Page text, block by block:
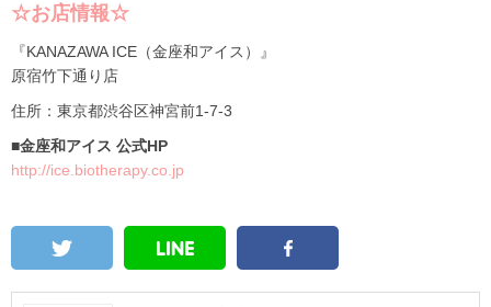
☆お店情報☆
『KANAZAWA ICE（金座和アイス）』
原宿竹下通り店
住所：東京都渋谷区神宮前1-7-3
■金座和アイス 公式HP
http://ice.biotherapy.co.jp